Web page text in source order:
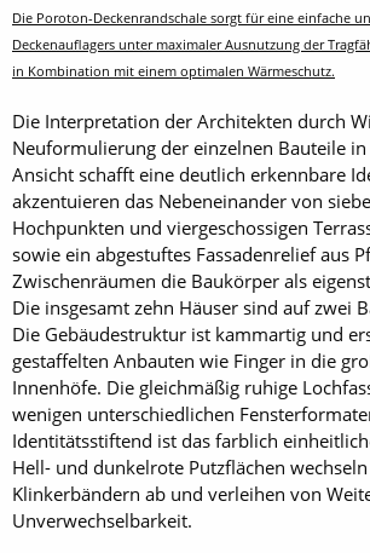
Die Poroton-Deckenrandschale sorgt für eine einfache
Deckenauflagers unter maximaler Ausnutzung der
in Kombination mit einem optimalen Wärmeschutz.
Die Interpretation der Architekten durch
Neuformulierung der einzelnen Bauteile
Ansicht schafft eine deutlich erkennbare
akzentuieren das Nebeneinander von
Hochpunkten und viergeschossigen
sowie ein abgestuftes Fassadenrelief aus
Zwischenräumen die Baukörper als
Die insgesamt zehn Häuser sind auf zwei
Die Gebäudestruktur ist kammartig und
gestaffelten Anbauten wie Finger in die
Innenhöfe. Die gleichmäßig ruhige
wenigen unterschiedlichen
Identitätsstiftend ist das farblich
Hell- und dunkelrote Putzflächen
Klinkerbändern ab und verleihen von
Unverwechselbarkeit.